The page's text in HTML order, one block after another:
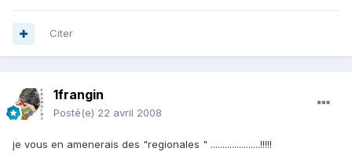
Citer
1frangin
Posté(e) 22 avril 2008
je vous en amenerais des "regionales " .....................!!!!!